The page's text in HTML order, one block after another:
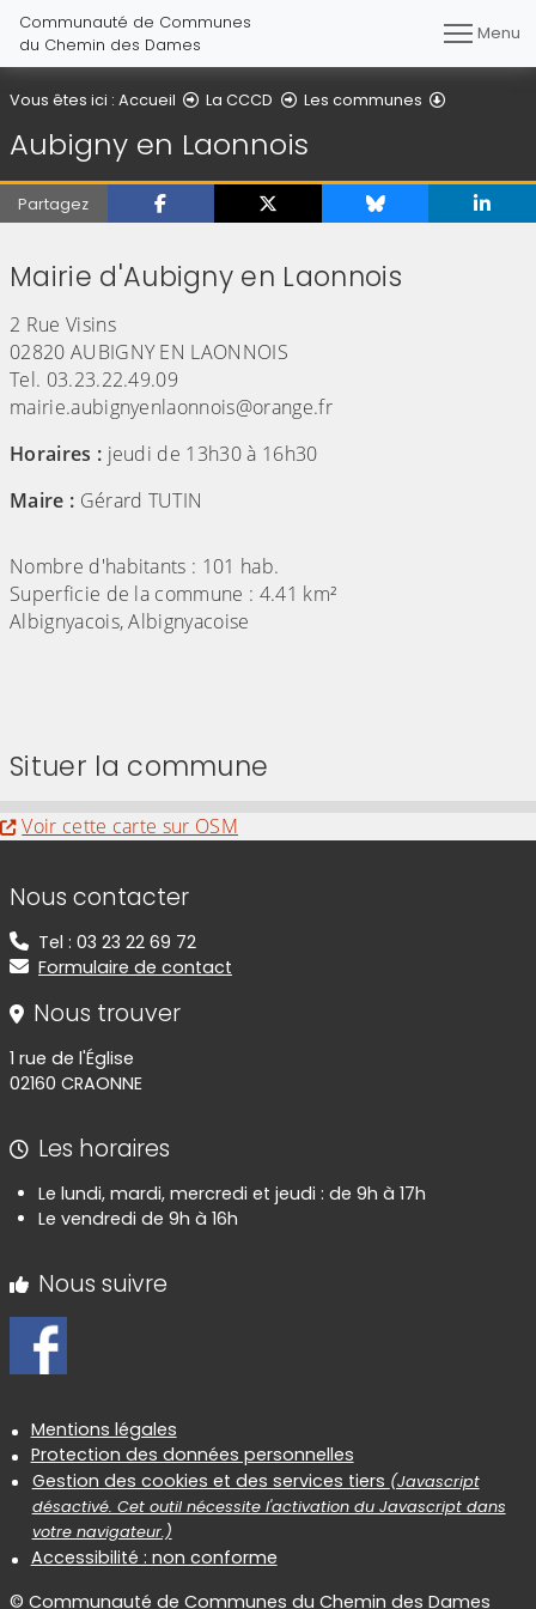
Communauté de Communes
du Chemin des Dames
Menu
Vous êtes ici : Accueil La CCCD Les communes
Aubigny en Laonnois
Partagez
Mairie d'Aubigny en Laonnois
2 Rue Visins
02820 AUBIGNY EN LAONNOIS
Tel. 03.23.22.49.09
mairie.aubignyenlaonnois@orange.fr
Horaires : jeudi de 13h30 à 16h30
Maire : Gérard TUTIN
Nombre d'habitants : 101 hab.
Superficie de la commune : 4.41 km²
Albignyacois, Albignyacoise
Situer la commune
Evitez la carte interactive ci-après et aller au
Voir cette carte sur OSM
Informations de contact
Nous contacter
Tel : 03 23 22 69 72
Formulaire de contact
Nous trouver
1 rue de l'Église
02160 CRAONNE
Les horaires
Le lundi, mardi, mercredi et jeudi : de 9h à 17h
Le vendredi de 9h à 16h
Nous suivre
Informations réglementaires
Mentions légales
Protection des données personnelles
Gestion des cookies et des services tiers (Javascript
désactivé. Cet outil nécessite l'activation du Javascript dans
votre navigateur.)
Accessibilité : non conforme
© Communauté de Communes du Chemin des Dames